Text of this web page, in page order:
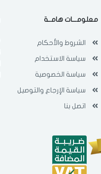
معلومـــات هامــة
الشروط والأحكام
سياسة الاستخدام
سياسة الخصوصية
سياسة الإرجاع والتوصيل
اتصل بنا